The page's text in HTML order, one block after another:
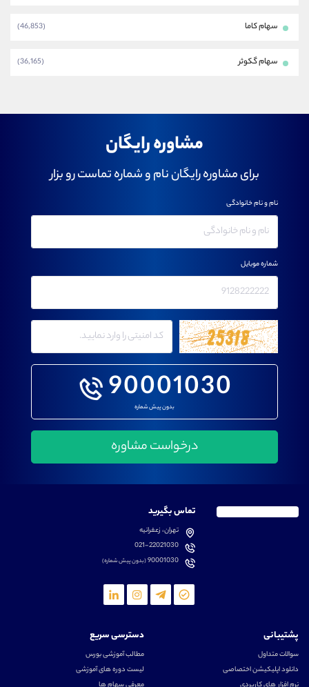
سهام کاما (46,853)
سهام گکوثر (36,165)
مشاوره رایگان
برای مشاوره رایگان نام و شماره تماست رو بزار
90001030
بدون پیش شماره
نام و نام خانوادگی
شماره موبایل
تماس بگیرید
تهران، زعفرانیه
021-22021030
90001030(بدون پیش شماره)
پشتیبانی
سوالات متداول
دانلود اپلیکیشن اختصاصی
دسترسی سریع
مطالب آموزشی بورس
لیست دوره های آموزشی